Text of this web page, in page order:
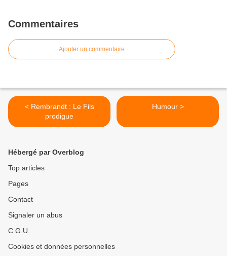
Commentaires
Ajouter un commentaire
< Rembrandt : Le Fils
prodigue
Humour >
Hébergé par Overblog
Top articles
Pages
Contact
Signaler un abus
C.G.U.
Cookies et données personnelles